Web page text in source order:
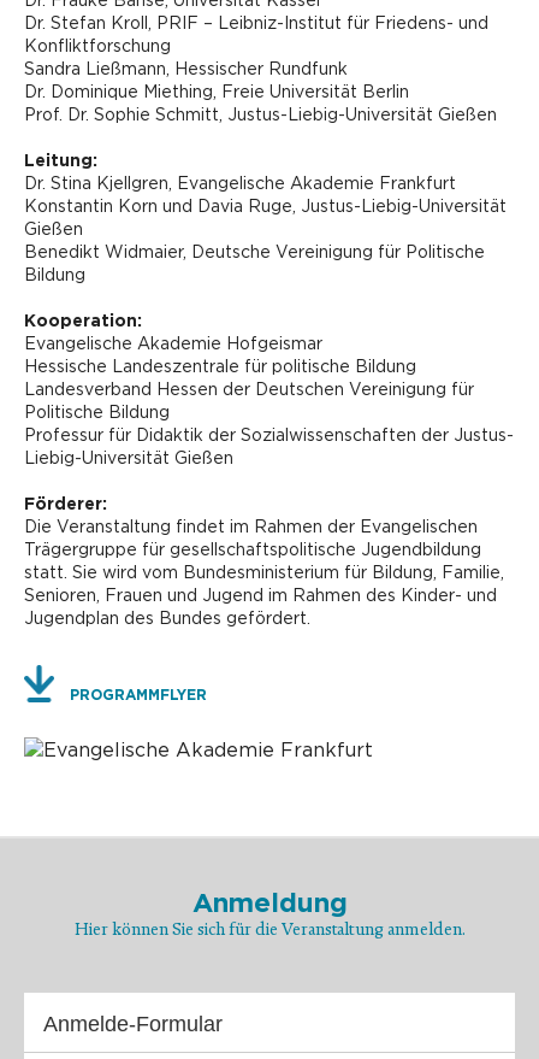
Dr. Stefan Kroll, PRIF – Leibniz-Institut für Friedens- und
Konfliktforschung
Sandra Ließmann, Hessischer Rundfunk
Dr. Dominique Miething, Freie Universität Berlin
Prof. Dr. Sophie Schmitt, Justus-Liebig-Universität Gießen
Leitung:
Dr. Stina Kjellgren, Evangelische Akademie Frankfurt
Konstantin Korn und Davia Ruge, Justus-Liebig-Universität
Gießen
Benedikt Widmaier, Deutsche Vereinigung für Politische
Bildung
Kooperation:
Evangelische Akademie Hofgeismar
Hessische Landeszentrale für politische Bildung
Landesverband Hessen der Deutschen Vereinigung für
Politische Bildung
Professur für Didaktik der Sozialwissenschaften der Justus-
Liebig-Universität Gießen
Förderer:
Die Veranstaltung findet im Rahmen der Evangelischen
Trägergruppe für gesellschaftspolitische Jugendbildung
statt. Sie wird vom Bundesministerium für Bildung, Familie,
Senioren, Frauen und Jugend im Rahmen des Kinder- und
Jugendplan des Bundes gefördert.
PROGRAMMFLYER
Anmeldung
Hier können Sie sich für die Veranstaltung anmelden.